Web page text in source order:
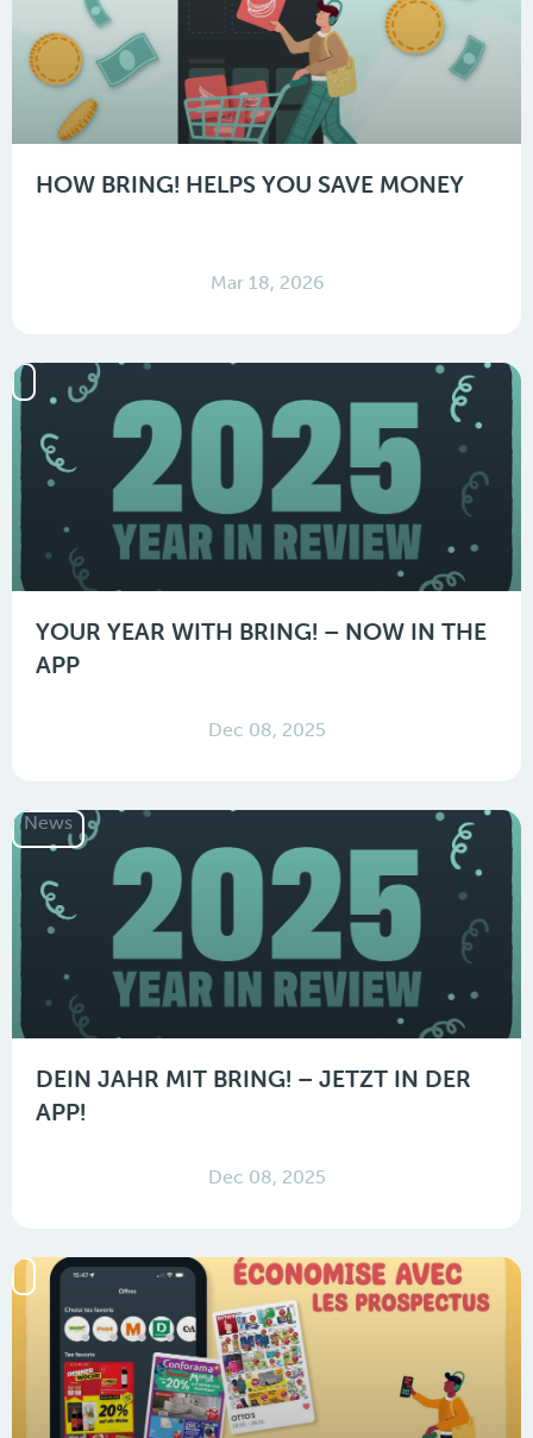
HOW BRING! HELPS YOU SAVE MONEY
Mar 18, 2026
YOUR YEAR WITH BRING! – NOW IN THE
APP
Dec 08, 2025
News
DEIN JAHR MIT BRING! – JETZT IN DER
APP!
Dec 08, 2025